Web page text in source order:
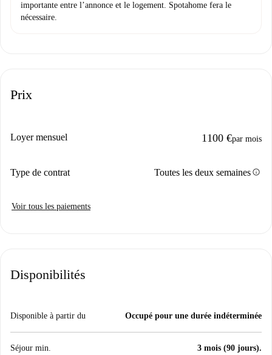
importante entre l’annonce et le logement. Spotahome fera le
nécessaire.
Prix
Loyer mensuel 1100 €par mois
Type de contrat Toutes les deux semainesinfo
Voir tous les paiements
Disponibilités
Disponible à partir du Occupé pour une durée indéterminée
Séjour min. 3 mois (90 jours).